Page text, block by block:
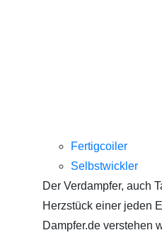
Fertigcoiler
Selbstwickler
Der Verdampfer, auch
Herzstück einer jeden
Dampfer.de verstehen